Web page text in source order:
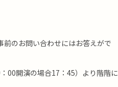
前のお問い合わせにはお答えがで
00開演の場合17：45）より階階に